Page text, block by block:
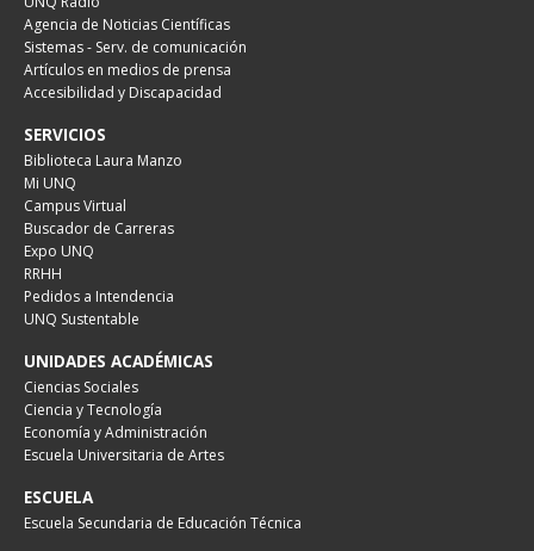
Agencia de Noticias Científicas
Sistemas - Serv. de comunicación
Artículos en medios de prensa
Accesibilidad y Discapacidad
SERVICIOS
Biblioteca Laura Manzo
Mi UNQ
Campus Virtual
Buscador de Carreras
Expo UNQ
RRHH
Pedidos a Intendencia
UNQ Sustentable
UNIDADES ACADÉMICAS
Ciencias Sociales
Ciencia y Tecnología
Economía y Administración
Escuela Universitaria de Artes
ESCUELA
Escuela Secundaria de Educación Técnica